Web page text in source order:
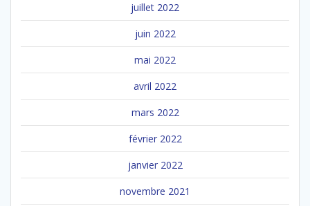
juillet 2022
juin 2022
mai 2022
avril 2022
mars 2022
février 2022
janvier 2022
novembre 2021